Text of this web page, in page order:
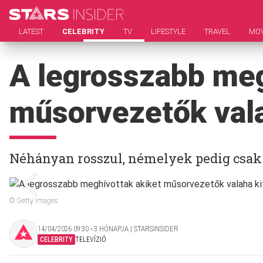
LATEST CELEBRITY TV LIFESTYLE TRAVEL
A legrosszabb
műsorvezetők
Néhányan rosszul, némelyek pedig
© Getty Images
14/04/2026 09:30 ‧ 3 HÓNAPJA | STARSINSIDER
CELEBRITY TELEVÍZIÓ